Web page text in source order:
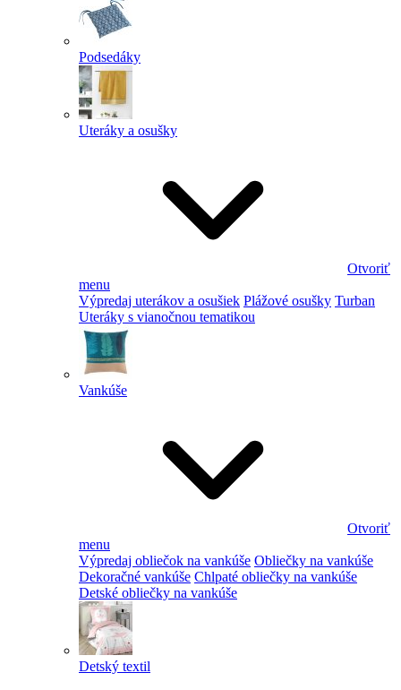
Podsedáky
Uteráky a osušky
Otvoriť
menu
Výpredaj uterákov a osušiek Plážové osušky Turban
Uteráky s vianočnou tematikou
Vankúše
Otvoriť
menu
Výpredaj obliečok na vankúše Obliečky na vankúše
Dekoračné vankúše Chlpaté obliečky na vankúše
Detské obliečky na vankúše
Detský textil